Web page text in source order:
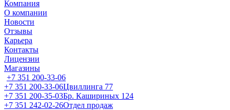
Компания
О компании
Новости
Отзывы
Карьера
Контакты
Лицензии
Магазины
+7 351 200-33-06
+7 351 200-33-06Цвиллинга 77
+7 351 200-35-03Бр. Кашириных 124
+7 351 242-02-26Отдел продаж